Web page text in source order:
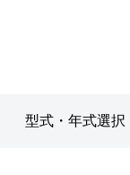
型式・年式選択